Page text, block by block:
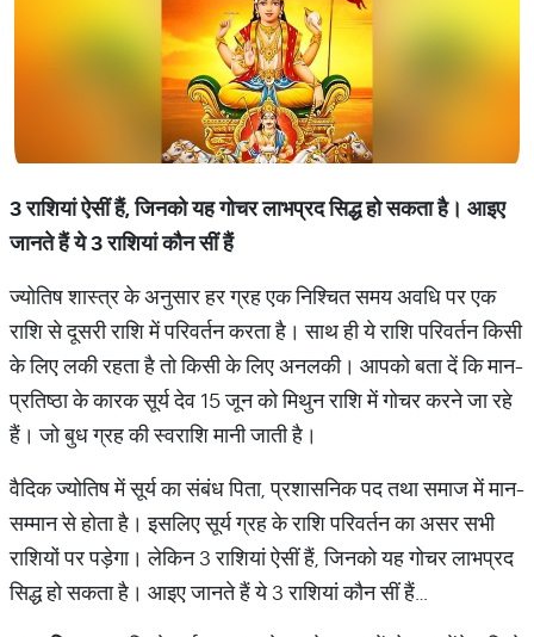
3 राशियांऐसींहैं,जिनकोयहगोचरलाभप्रदसिद्धहोसकताहै। आइए
जानतेहैंये3राशियांकौनसींहैं
ज्योतिष शास्त्र के अनुसार हर ग्रह एक निश्चित समय अवधि पर एक
राशि से दूसरी राशि में परिवर्तन करता है। साथ ही ये राशि परिवर्तन किसी
के लिए लकी रहता है तो किसी के लिए अनलकी। आपको बता दें कि मान-
प्रतिष्ठा के कारक सूर्य देव 15 जून को मिथुन राशि में गोचर करने जा रहे
हैं। जो बुध ग्रह की स्वराशि मानी जाती है।
वैदिक ज्योतिष में सूर्य का संबंध पिता, प्रशासनिक पद तथा समाज में मान-
सम्मान से होता है। इसलिए सूर्य ग्रह के राशि परिवर्तन का असर सभी
राशियों पर पड़ेगा। लेकिन 3 राशियां ऐसीं हैं, जिनको यह गोचर लाभप्रद
सिद्ध हो सकता है। आइए जानते हैं ये 3 राशियां कौन सीं हैं…